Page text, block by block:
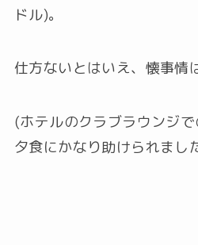
ドル)。
仕方ないとはいえ、懐事情
(ホテルのクラブラウンジ
夕食にかなり助けられまし